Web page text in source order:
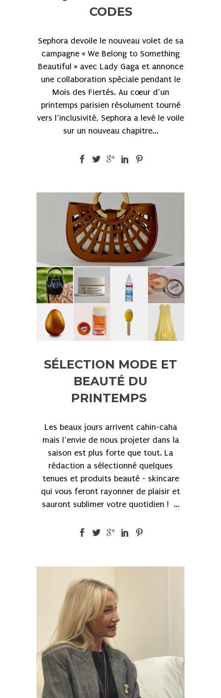
CODES
Sephora devoile le nouveau volet de sa
campagne « We Belong to Something
Beautiful » avec Lady Gaga et annonce
une collaboration spéciale pendant le
Mois des Fiertés. Au cœur d’un
printemps parisien résolument tourné
vers l’inclusivité, Sephora a levé le voile
sur un nouveau chapitre...
SÉLECTION MODE ET
BEAUTÉ DU
PRINTEMPS
Les beaux jours arrivent cahin-caha
mais l’envie de nous projeter dans la
saison est plus forte que tout. La
rédaction a sélectionné quelques
tenues et produits beauté - skincare
qui vous feront rayonner de plaisir et
sauront sublimer votre quotidien ! ...